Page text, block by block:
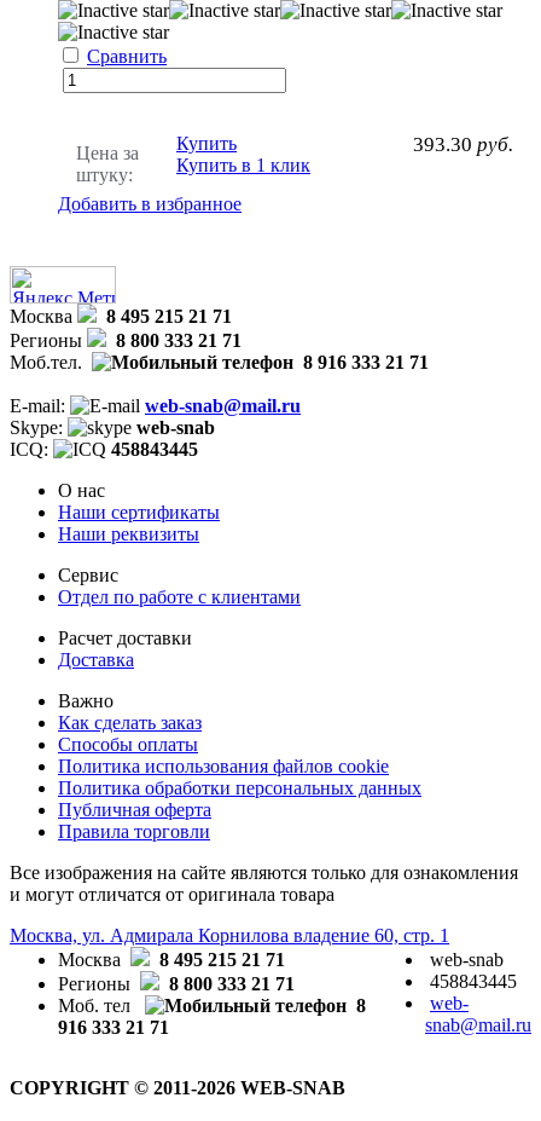
Сравнить
Цена за
штуку:
393.30 руб.
Купить
Купить в 1 клик
Добавить в избранное
Москва
8 495 215 21 71
Регионы
8 800 333 21 71
Моб.тел.
8 916 333 21 71
E-mail:
web-snab@mail.ru
Skype:
web-snab
ICQ:
458843445
О нас
Наши сертификаты
Наши реквизиты
Сервис
Отдел по работе с клиентами
Расчет доставки
Доставка
Важно
Как сделать заказ
Способы оплаты
Политика использования файлов cookie
Политика обработки персональных данных
Публичная оферта
Правила торговли
Все изображения на сайте являются только для ознакомления
и могут отличатся от оригинала товара
Москва, ул. Адмирала Корнилова владение 60, стр. 1
Москва
8 495 215 21 71
Регионы
8 800 333 21 71
Моб. тел
8
916 333 21 71
web-snab
458843445
web-
snab@mail.ru
COPYRIGHT © 2011-2026 WEB-SNAB